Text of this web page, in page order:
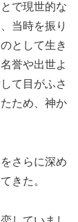
で現世的な
当時を振り
として生き
誉や出世よ
て目がふさ
ため、神か
さらに深め
きた。